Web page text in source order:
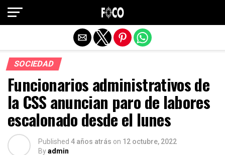
SOCIEDAD
Funcionarios administrativos de
la CSS anuncian paro de labores
escalonado desde el lunes
Published 4 años atrás on 12 octubre, 2022
Byadmin
Salir de la versión móvil